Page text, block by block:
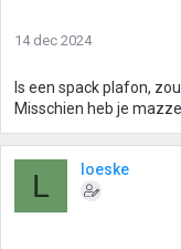
n
e
n
:
14 dec 2024
Is een spack plafon,
Misschien heb je mazzel
L loeske